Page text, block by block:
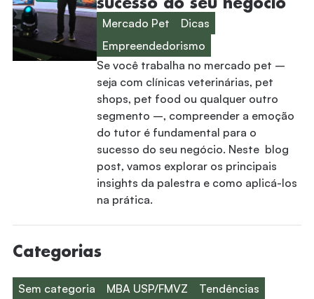
Mercado Pet
Dicas
Empreendedorismo
Se você trabalha no mercado pet –
seja com clínicas veterinárias, pet
shops, pet food ou qualquer outro
segmento –, compreender a emoção
do tutor é fundamental para o
sucesso do seu negócio. Neste blog
post, vamos explorar os principais
insights da palestra e como aplicá-los
na prática.
Categorias
Sem categoria MBA USP/FMVZ
Tendências